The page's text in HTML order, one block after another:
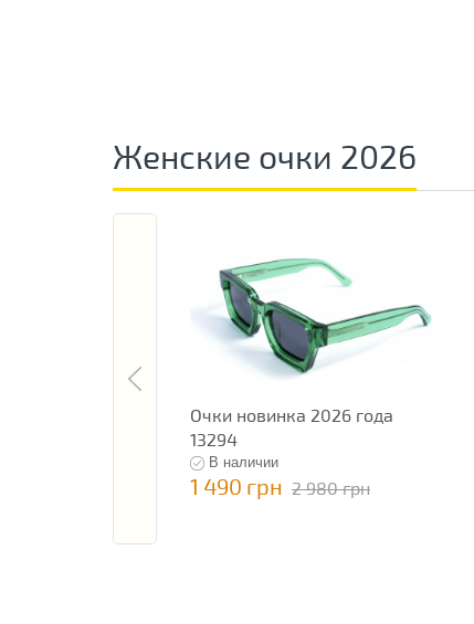
Женские очки 2026
Очки новинка 2026 года
13294
В наличии
1 490 грн 2 980 грн